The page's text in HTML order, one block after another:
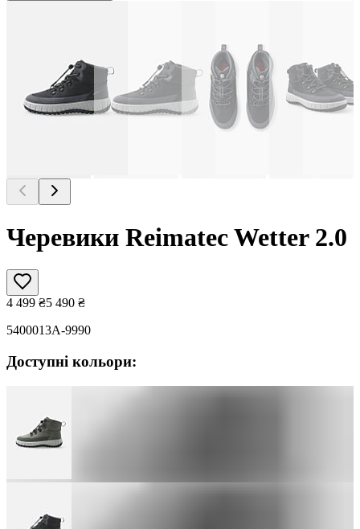
Черевики Reimatec Wetter 2.0
4 499 ₴5 490 ₴
5400013A-9990
Доступні кольори: